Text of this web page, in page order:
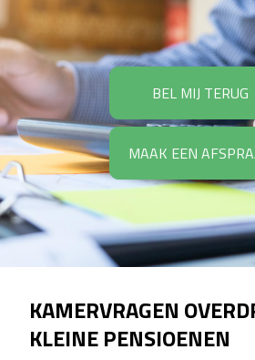
BEL MIJ TERUG
MAAK EEN
KAMERVRAGEN
KLEINE PENSIOENEN